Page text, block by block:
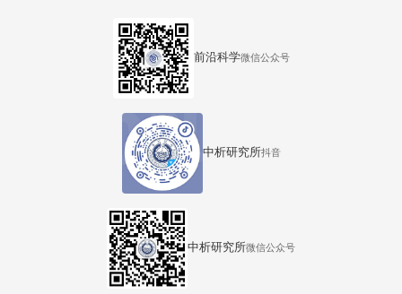
前沿科学微信公众号
中析研究所抖音
中析研究所微信公众号